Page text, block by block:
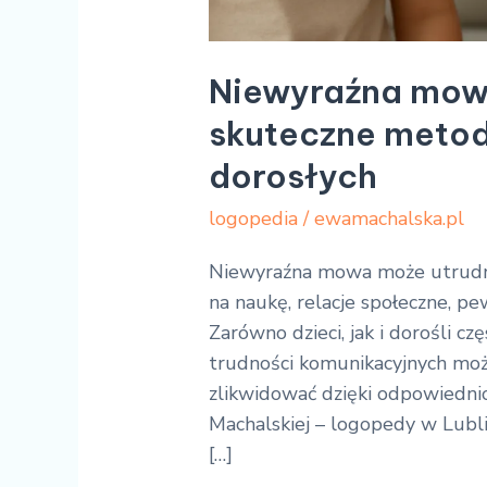
Niewyraźna
skuteczne
dorosłych
logopedia/ewamachalska.pl
Niewyraźna mowa może
na naukę, relacje społeczne,
Zarówno dzieci, jak i dorośli
trudności komunikacyjnych
zlikwidować dzięki
Machalskiej – logopedy w
[…]